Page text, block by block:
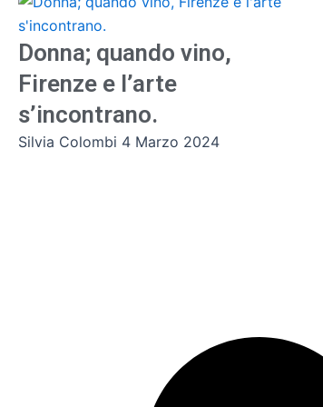
Donna; quando vino,
Firenze e l’arte
s’incontrano.
Silvia Colombi 4 Marzo 2024